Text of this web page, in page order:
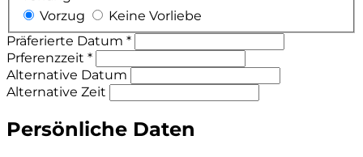
Vorzug
Keine Vorliebe
Präferierte Datum *
Prferenzzeit *
Alternative Datum
Alternative Zeit
Persönliche Daten